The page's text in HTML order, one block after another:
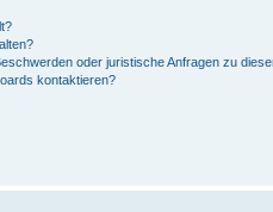
oder juristische Anfragen zu
kontaktieren?